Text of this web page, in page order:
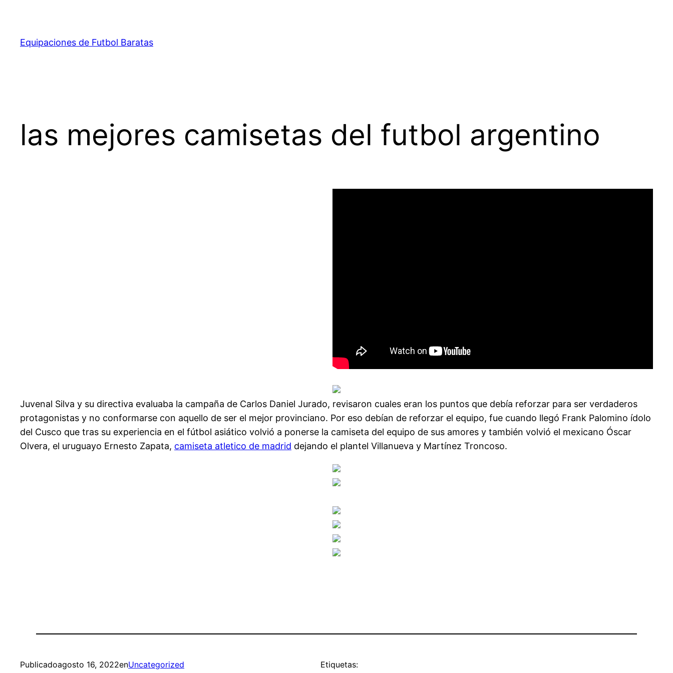
contenido
Equipaciones de Futbol Baratas
las mejores camisetas del futbol argentino
Juvenal Silva y su directiva evaluaba la campaña de Carlos Daniel Jurado, revisaron cuales eran los puntos que debía reforzar para ser verdaderos
protagonistas y no conformarse con aquello de ser el mejor provinciano. Por eso debían de reforzar el equipo, fue cuando llegó Frank Palomino ídolo
del Cusco que tras su experiencia en el fútbol asiático volvió a ponerse la camiseta del equipo de sus amores y también volvió el mexicano Óscar
Olvera, el uruguayo Ernesto Zapata, camiseta atletico de madrid dejando el plantel Villanueva y Martínez Troncoso.
Publicadoagosto 16, 2022enUncategorized Etiquetas: